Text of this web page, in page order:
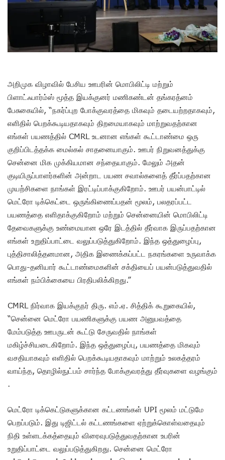
அறிமுக விழாவில் பேசிய ஊபரின் மொபிலிட்டி மற்றும்
பிளாட்ஃபார்ம்ஸ் மூத்த இயக்குனர் மணிகண்டன் தங்கரத்னம்
பேசுகையில், “நகர்ப்புற போக்குவரத்தை மிகவும் தடையற்றதாகவும்,
எளிதில் பெறக்கூடியதாகவும் திறமையாகவும் மாற்றுவதற்கான
எங்கள் பயணத்தில் CMRL உடனான எங்கள் கூட்டாண்மை ஒரு
குறிப்பிடத்தக்க மைல்கல் சாதனையாகும். ஊபர் நிறுவனத்துக்கு
சென்னை மிக முக்கியமான சந்தையாகும். மேலும் அதன்
குடியிருப்பாளர்களின் அன்றாட பயண சவால்களைத் தீர்ப்பதற்கான
முயற்சிகளை நாங்கள் இரட்டிப்பாக்குகிறோம். ஊபர் பயன்பாட்டில்
மெட்ரோ டிக்கெட்டை ஒருங்கிணைப்பதன் மூலம், பலதரப்பட்ட
பயணத்தை எளிதாக்குகிறோம் மற்றும் சென்னையின் மொபிலிட்டி
தேவைகளுக்கு உண்மையான ஒரே இடத்தில் தீர்வாக இருப்பதற்கான
எங்கள் உறுதிப்பாட்டை வலுப்படுத்துகிறோம். இந்த ஒத்துழைப்பு,
புத்திசாலித்தனமான, அதிக இணைக்கப்பட்ட நகரங்களை உருவாக்க
பொது-தனியார் கூட்டாண்மைகளின் சக்தியைப் பயன்படுத்துவதில்
எங்கள் நம்பிக்கையை பிரதிபலிக்கிறது.”
CMRL நிர்வாக இயக்குநர் திரு. எம்.ஏ. சித்திக் கூறுகையில்,
“சென்னை மெட்ரோ பயணிகளுக்கு பயண அனுபவத்தை
மேம்படுத்த ஊபருடன் கூட்டு சேருவதில் நாங்கள்
மகிழ்ச்சியடைகிறோம். இந்த ஒத்துழைப்பு, பயணத்தை மிகவும்
வசதியாகவும் எளிதில் பெறக்கூடியதாகவும் மாற்றும் உலகத்தரம்
வாய்ந்த, தொழில்நுட்பம் சார்ந்த போக்குவரத்து தீர்வுகளை வழங்கும்
.
மெட்ரோ டிக்கெட்டுகளுக்கான கட்டணங்கள் UPI மூலம் மட்டுமே
பெறப்படும். இது டிஜிட்டல் கட்டணங்களை ஏற்றுக்கொள்வதையும்
நிதி உள்ளடக்கத்தையும் விரைவுபடுத்துவதற்கான உபரின்
உறுதிப்பாட்டை வலுப்படுத்துகிறது. சென்னை மெட்ரோ